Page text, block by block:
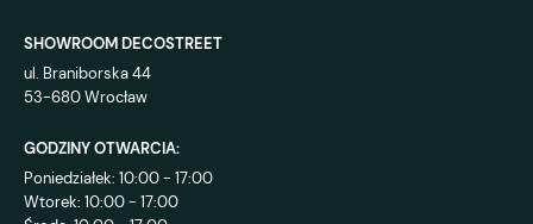
SHOWROOM DECOSTREET
ul. Braniborska 44
53-680 Wrocław
GODZINY OTWARCIA:
Poniedziałek: 10:00 - 17:00
Wtorek: 10:00 - 17:00